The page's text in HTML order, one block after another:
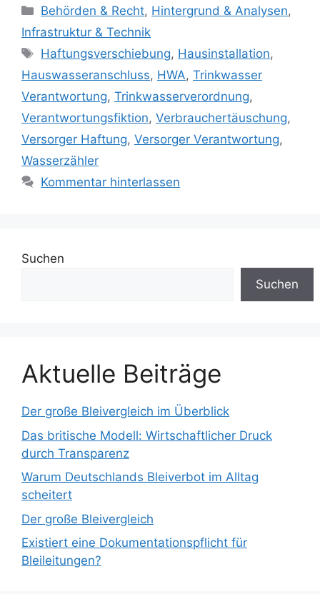
Kategorien
Behörden & Recht, Hintergrund & Analysen,
Infrastruktur & Technik
Schlagwörter
Haftungsverschiebung, Hausinstallation,
Hauswasseranschluss, HWA, Trinkwasser
Verantwortung, Trinkwasserverordnung,
Verantwortungsfiktion, Verbrauchertäuschung,
Versorger Haftung, Versorger Verantwortung,
Wasserzähler
Kommentar hinterlassen
Suchen
Suchen
Aktuelle Beiträge
Der große Bleivergleich im Überblick
Das britische Modell: Wirtschaftlicher Druck
durch Transparenz
Warum Deutschlands Bleiverbot im Alltag
scheitert
Der große Bleivergleich
Existiert eine Dokumentationspflicht für
Bleileitungen?